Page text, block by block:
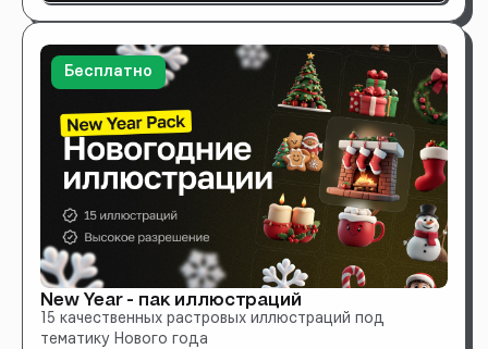
Бесплатно
New Year - пак иллюстраций
15 качественных растровых иллюстраций под
тематику Нового года